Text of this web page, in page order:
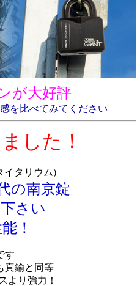
が大好評
を比べてみてください
した！
イタリウム)
の南京錠
さい
！
す
真鍮と同等
より強力！